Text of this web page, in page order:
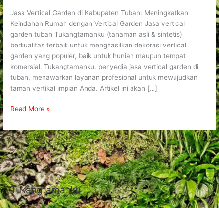
Jasa Vertical Garden di Kabupaten Tuban: Meningkatkan
Keindahan Rumah dengan Vertical Garden Jasa vertical
garden tuban Tukangtamanku (tanaman asli & sintetis)
berkualitas terbaik untuk menghasilkan dekorasi vertical
garden yang populer, baik untuk hunian maupun tempat
komersial. Tukangtamanku, penyedia jasa vertical garden di
tuban, menawarkan layanan profesional untuk mewujudkan
taman vertikal impian Anda. Artikel ini akan […]
Read More »
Tukangtamanku